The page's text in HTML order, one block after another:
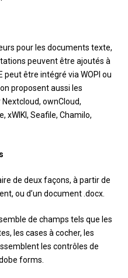
pour les documents texte,
peuvent être ajoutés à
peut être intégré via WOPI ou
proposent aussi les
ownCloud,
xWIKI, Seafile, Chamilo,
de deux façons, à partir de
ou d’un document .docx.
de champs tels que les
les cases à cocher, les
les contrôles de
forms.